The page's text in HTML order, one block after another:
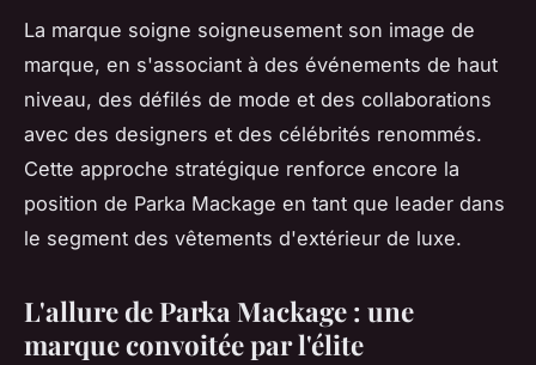
La marque soigne soigneusement son image de
marque, en s'associant à des événements de haut
niveau, des défilés de mode et des collaborations
avec des designers et des célébrités renommés.
Cette approche stratégique renforce encore la
position de Parka Mackage en tant que leader dans
le segment des vêtements d'extérieur de luxe.
L'allure de Parka Mackage : une
marque convoitée par l'élite